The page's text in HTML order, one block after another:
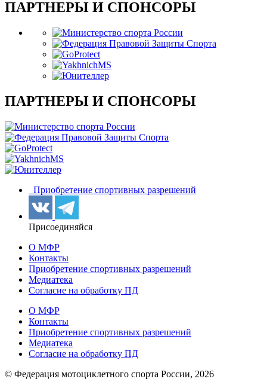
ПАРТНЕРЫ И СПОНСОРЫ
ПАРТНЕРЫ И СПОНСОРЫ
Приобретение спортивных разрешений
Присоединяйся
О МФР
Контакты
Приобретение спортивных разрешений
Медиатека
Согласие на обработку ПД
О МФР
Контакты
Приобретение спортивных разрешений
Медиатека
Согласие на обработку ПД
© Федерация мотоциклетного спорта России, 2026